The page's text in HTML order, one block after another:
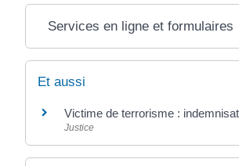
Services en ligne et formulaires
Et aussi
Victime de terrorisme :
Justice